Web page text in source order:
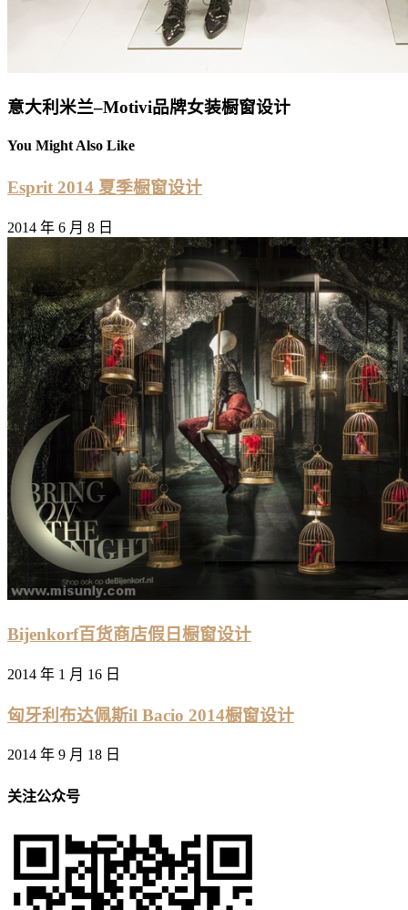
意大利米兰–Motivi品牌女装橱窗设计
You Might Also Like
Esprit 2014 夏季橱窗设计
2014 年 6 月 8 日
Bijenkorf百货商店假日橱窗设计
2014 年 1 月 16 日
匈牙利布达佩斯il Bacio 2014橱窗设计
2014 年 9 月 18 日
关注公众号